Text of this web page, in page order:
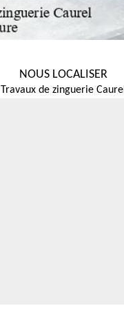
NOUS LOCALISER
Travaux de zinguerie Caurel